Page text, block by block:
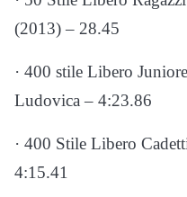
(2013) – 28.45
· 400 stile Libero
Ludovica – 4:23.86
· 400 Stile Libero
4:15.41